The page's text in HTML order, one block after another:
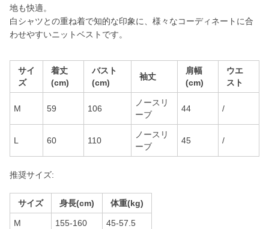
地も快適。
白シャツとの重ね着で知的な印象に、様々なコーディネートに合
わせやすいニットベストです。
サイ
ズ
着丈
(cm)
バスト
(cm)
袖丈
肩幅
(cm)
ウエ
スト
M 59 106
ノースリ
ーブ
44 /
L 60 110
ノースリ
ーブ
45 /
推奨サイズ:
サイズ 身長(cm) 体重(kg)
M 155-160 45-57.5